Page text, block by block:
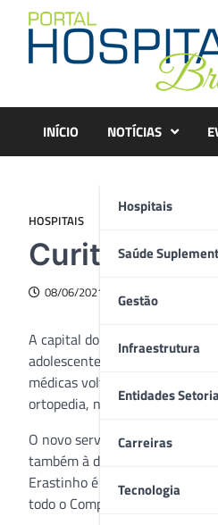
content
INÍCIO NOTÍCIAS
Hospitais
Saúde
Gestão
Infraestrutura
Entidades
Carreiras
Tecnologia
HOSPITAIS
Curitiba
08/06/2021
A capital do Paraná tem um
adolescentes. É o PA
médicas voltadas também a
ortopedia, neurocirurgia,
O novo serviço em Curitiba
também à disposição dos
Erastinho é dedicado a
todo o Complexo de Saúde